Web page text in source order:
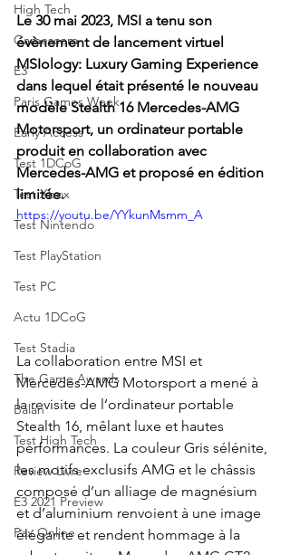
High Tech
Gamescom
E3
Paris Games Week
Early Access
Test 1DCoG
Test Xbox
Test Nintendo
Test PlayStation
Test PC
Actu 1DCoG
Test Stadia
The Game Awards
Balan
Test High Tech
Review Livre
E3 2021 Preview
Pax Online
Le 30 mai 2023, MSI a tenu son
évènement de lancement virtuel
MSIology: Luxury Gaming Experience
dans lequel était présenté le nouveau
modèle Stealth 16 Mercedes-AMG
Motorsport, un ordinateur portable
produit en collaboration avec
Mercedes-AMG et proposé en édition
limitée.
https://youtu.be/YYkunMsmm_A
La collaboration entre MSI et
Mercedes-AMG Motorsport a mené à
la revisite de l’ordinateur portable
Stealth 16, mêlant luxe et hautes
performances. La couleur Gris sélénite,
les motifs exclusifs AMG et le châssis
composé d’un alliage de magnésium
et d’aluminium renvoient à une image
élégante et rendent hommage à la